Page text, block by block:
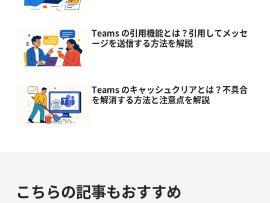
Teams の引用機能とは？引用してメッセ
ージを送信する方法を解説
Teams のキャッシュクリアとは？不具合
を解消する方法と注意点を解説
こちらの記事もおすすめ